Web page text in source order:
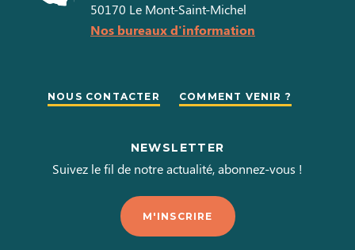
50170 Le Mont-Saint-Michel
Nos bureaux d'information
NOUS CONTACTER COMMENT VENIR ?
NEWSLETTER
Suivez le fil de notre actualité, abonnez-vous !
M'INSCRIRE